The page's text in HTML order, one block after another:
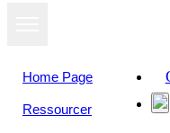
Home Page
Ressourcer